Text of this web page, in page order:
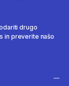
drugo
in preverite našo